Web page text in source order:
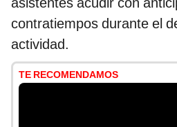
contratiempos durante el
actividad.
TE RECOMENDAMOS